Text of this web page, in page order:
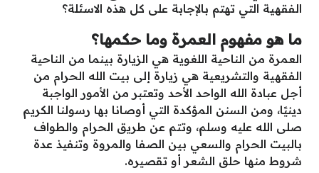
الفقهية التي تهتم بالإجابة على كل هذه الاسئلة؟
ما هو مفهوم العمرة وما حكمها؟
العمرة من الناحية اللغوية هي الزيارة بينما من الناحية
الفقهية والتشريعية هي زيارة إلى بيت الله الحرام من
أجل عبادة الله الواحد الأحد وتعتبر من الأمور الواجبة
دينيًا، ومن السنن المؤكدة التي أوصانا بها رسولنا الكريم
صلى الله عليه وسلم، وتتم عن طريق الحرام والطواف
بالبيت الحرام والسعي بين الصفا والمروة وتنفيذ عدة
شروط منها حلق الشعر أو تقصيره.